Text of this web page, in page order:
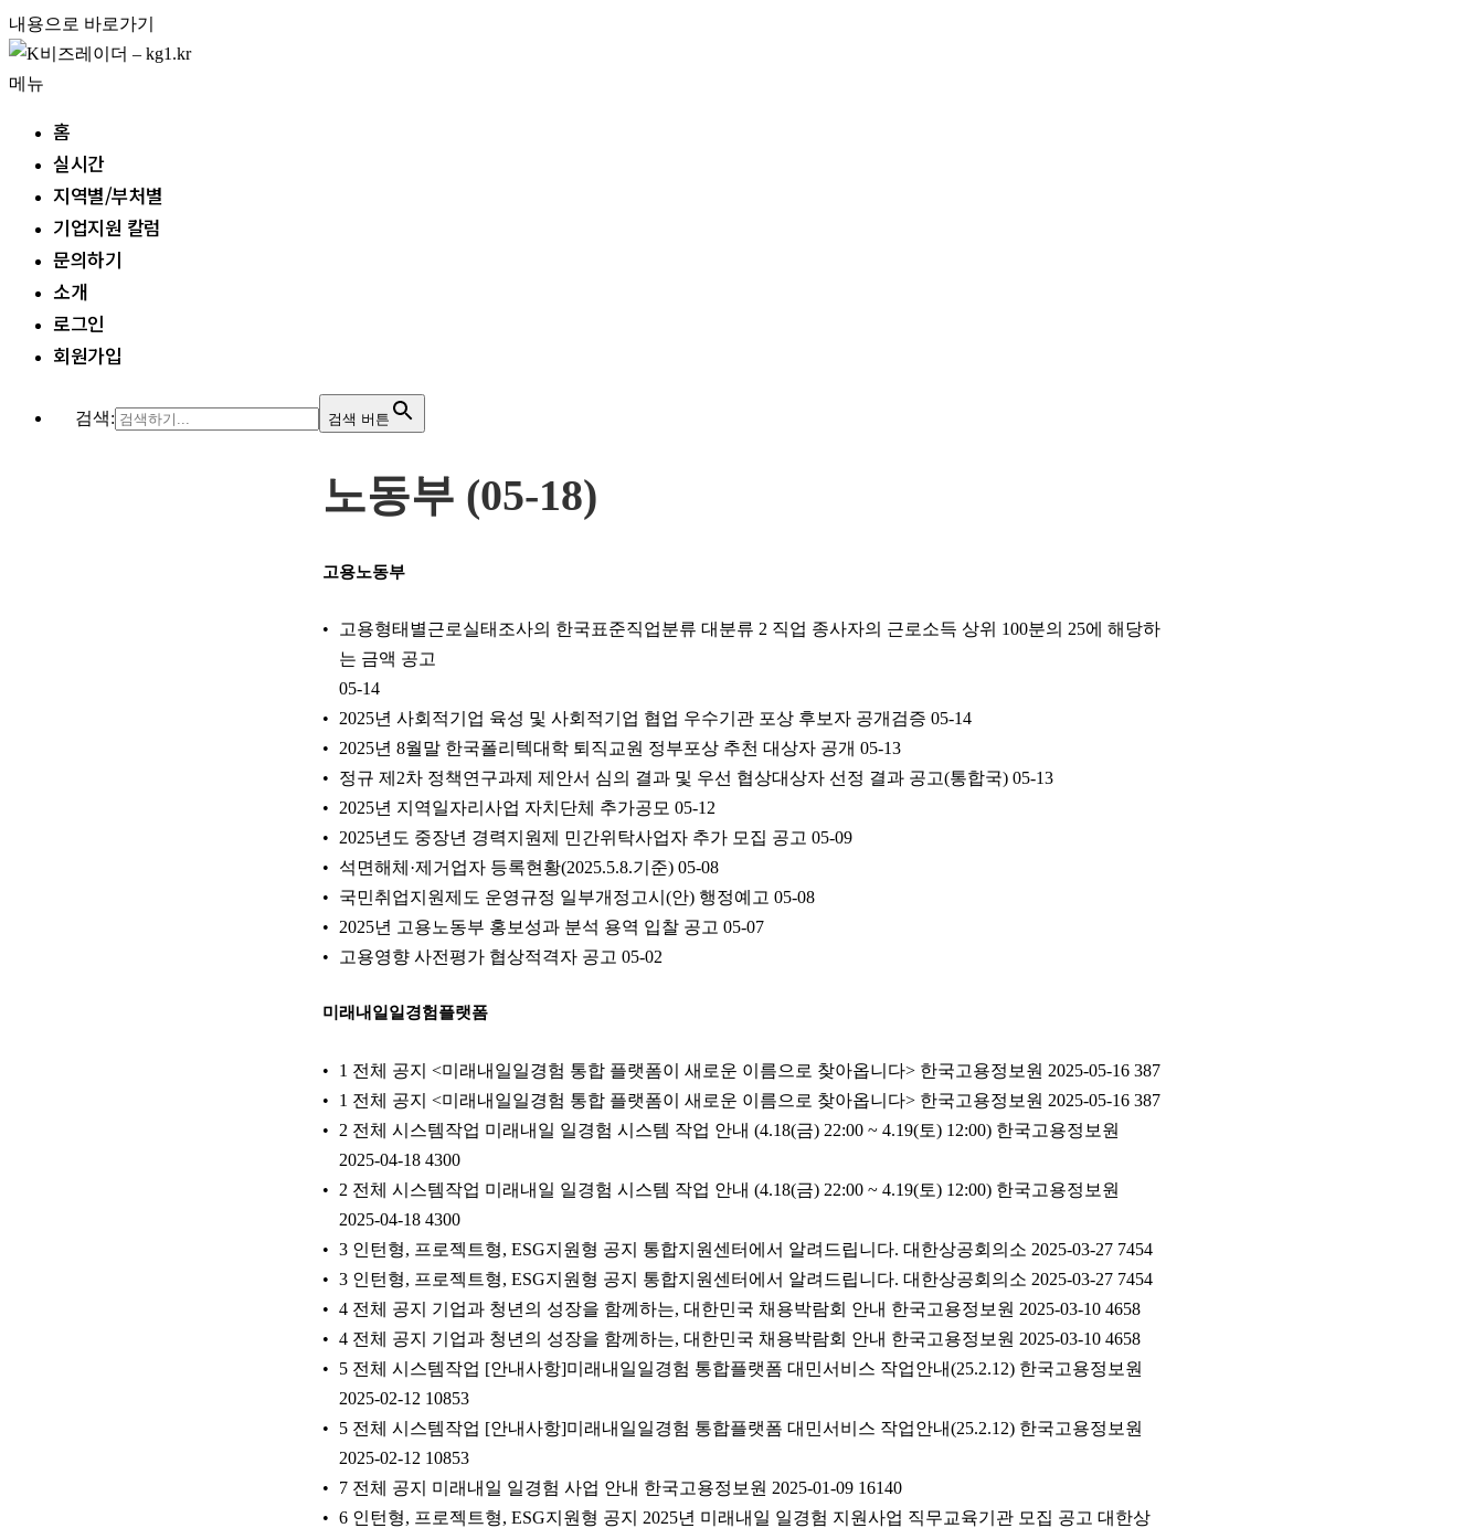
내용으로 바로가기
메뉴
홈
실시간
지역별/부처별
기업지원 칼럼
문의하기
소개
로그인
회원가입
검색: 검색 버튼
노동부 (05-18)
고용노동부
고용형태별근로실태조사의 한국표준직업분류 대분류 2 직업 종사자의 근로소득 상위 100분의 25에 해당하
는 금액 공고
05-14
2025년 사회적기업 육성 및 사회적기업 협업 우수기관 포상 후보자 공개검증 05-14
2025년 8월말 한국폴리텍대학 퇴직교원 정부포상 추천 대상자 공개 05-13
정규 제2차 정책연구과제 제안서 심의 결과 및 우선 협상대상자 선정 결과 공고(통합국) 05-13
2025년 지역일자리사업 자치단체 추가공모 05-12
2025년도 중장년 경력지원제 민간위탁사업자 추가 모집 공고 05-09
석면해체·제거업자 등록현황(2025.5.8.기준) 05-08
국민취업지원제도 운영규정 일부개정고시(안) 행정예고 05-08
2025년 고용노동부 홍보성과 분석 용역 입찰 공고 05-07
고용영향 사전평가 협상적격자 공고 05-02
미래내일일경험플랫폼
1 전체 공지 <미래내일일경험 통합 플랫폼이 새로운 이름으로 찾아옵니다> 한국고용정보원 2025-05-16 387
1 전체 공지 <미래내일일경험 통합 플랫폼이 새로운 이름으로 찾아옵니다> 한국고용정보원 2025-05-16 387
2 전체 시스템작업 미래내일 일경험 시스템 작업 안내 (4.18(금) 22:00 ~ 4.19(토) 12:00) 한국고용정보원
2025-04-18 4300
2 전체 시스템작업 미래내일 일경험 시스템 작업 안내 (4.18(금) 22:00 ~ 4.19(토) 12:00) 한국고용정보원
2025-04-18 4300
3 인턴형, 프로젝트형, ESG지원형 공지 통합지원센터에서 알려드립니다. 대한상공회의소 2025-03-27 7454
3 인턴형, 프로젝트형, ESG지원형 공지 통합지원센터에서 알려드립니다. 대한상공회의소 2025-03-27 7454
4 전체 공지 기업과 청년의 성장을 함께하는, 대한민국 채용박람회 안내 한국고용정보원 2025-03-10 4658
4 전체 공지 기업과 청년의 성장을 함께하는, 대한민국 채용박람회 안내 한국고용정보원 2025-03-10 4658
5 전체 시스템작업 [안내사항]미래내일일경험 통합플랫폼 대민서비스 작업안내(25.2.12) 한국고용정보원
2025-02-12 10853
5 전체 시스템작업 [안내사항]미래내일일경험 통합플랫폼 대민서비스 작업안내(25.2.12) 한국고용정보원
2025-02-12 10853
7 전체 공지 미래내일 일경험 사업 안내 한국고용정보원 2025-01-09 16140
6 인턴형, 프로젝트형, ESG지원형 공지 2025년 미래내일 일경험 지원사업 직무교육기관 모집 공고 대한상